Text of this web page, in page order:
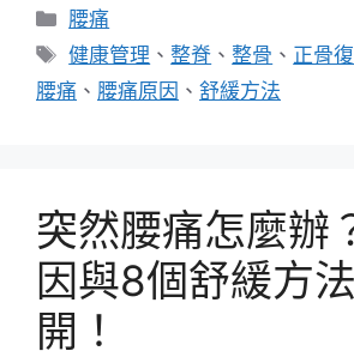
分
類
腰痛
標
籤
健康管理 、整脊 、整骨 、 正骨
腰痛 、 腰痛原因 、 舒緩方法
突然腰痛怎麼辦
因與8個舒緩方
開！